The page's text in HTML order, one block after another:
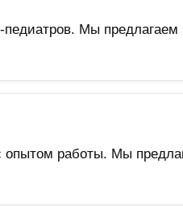
Мы предлагаем
работы. Мы